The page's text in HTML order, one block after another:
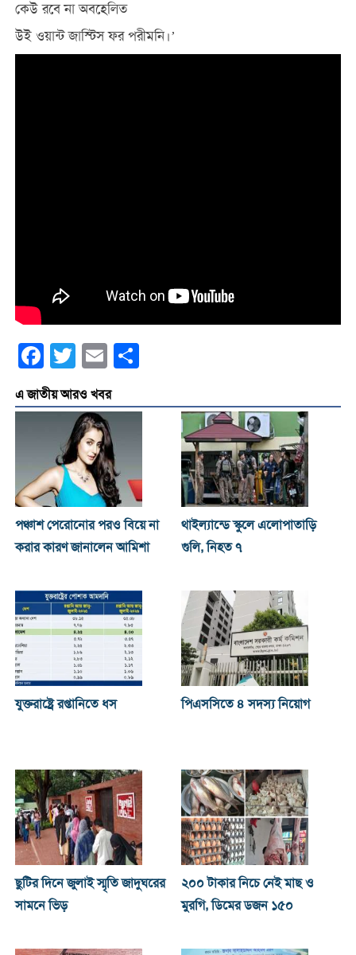
কেউ রবে না অবহেলিত
উই ওয়ান্ট জাস্টিস ফর পরীমনি।’
Facebook
Twitter Email
এ জাতীয় আরও খবর
পঞ্চাশ পেরোনোর পরও বিয়ে না
করার কারণ জানালেন আমিশা
থাইল্যান্ডে স্কুলে এলোপাতাড়ি
গুলি, নিহত ৭
যুক্তরাষ্ট্রে রপ্তানিতে ধস পিএসসিতে ৪ সদস্য নিয়োগ
ছুটির দিনে জুলাই স্মৃতি জাদুঘরের
সামনে ভিড়
২০০ টাকার নিচে নেই মাছ ও
মুরগি, ডিমের ডজন ১৫০